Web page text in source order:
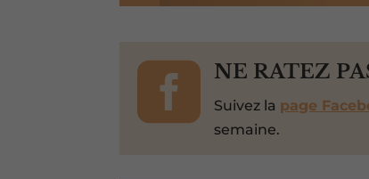
 NE RATEZ
Suivez la page
semaine.